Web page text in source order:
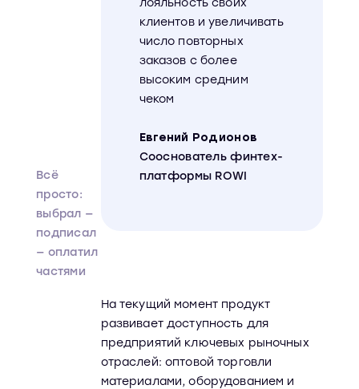
Всё
просто:
выбрал —
подписал
— оплатил
частями
лояльность своих
клиентов и увеличивать
число повторных
заказов с более
высоким средним
чеком
Евгений Родионов
Cооснователь финтех-
платформы ROWI
На текущий момент продукт
развивает доступность для
предприятий ключевых рыночных
отраслей: оптовой торговли
материалами, оборудованием и